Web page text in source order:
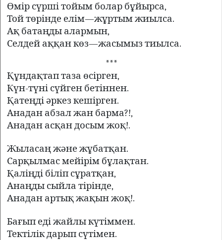
Өмір сүрші тойым болар бұйырса,
Той төрінде елім—жұртым жиылса.
Ақ батаңды алармын,
Селдей аққан көз—жасымыз тиылса.
***
Құндақтап таза өсірген,
Күн-түні сүйген бетіннен.
Қатеңді əркез кешірген.
Анадан абзал жан барма?!,
Анадан асқан досым жоқ!.
Жыласаң және жұбатқан.
Сарқылмас мейірім бұлақтан.
Қаліңді біліп сұратқан,
Анаңды сыйла тірінде,
Анадан артық жақын жоқ!.
Бағып еді жайлы күтіммен.
Тектілік дарып сүтімен.